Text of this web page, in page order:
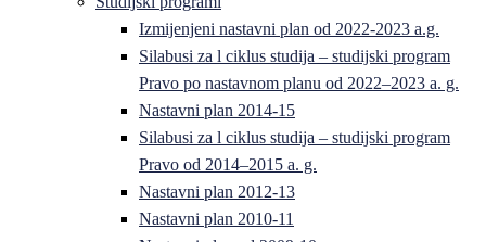
Izmijenjeni nastavni plan od 2022-2023 a.g.
Silabusi za l ciklus studija – studijski program
Pravo po nastavnom planu od 2022–2023 a. g.
Nastavni plan 2014-15
Silabusi za l ciklus studija – studijski program
Pravo od 2014–2015 a. g.
Nastavni plan 2012-13
Nastavni plan 2010-11